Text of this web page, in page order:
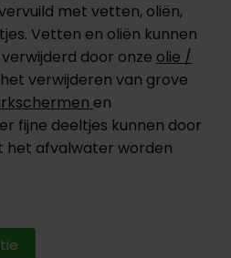
met vetten, oliën,
Vetten en oliën kunnen
door onze olie /
verwijderen van grove
en
fijne deeltjes kunnen door
het afvalwater worden